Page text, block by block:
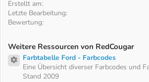
l
g
i
o
e
n
Erstellt am
Letzte Bearbeitung
Bewertung
Weitere Ressourcen von RedCougar
Ressourcen-Icon
Farbtabelle Ford - Farbcodes
Eine Übersicht diverser Farbcodes und
Stand 2009